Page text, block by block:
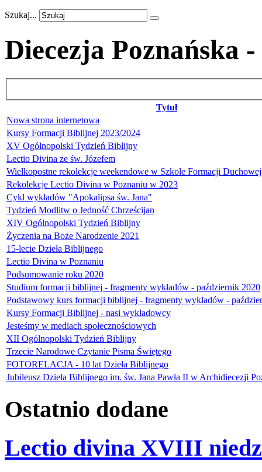
Szukaj...
Diecezja Poznańska
Tytuł
Nowa strona internetowa
Kursy Formacji Biblijnej 2023/2024
XV Ogólnopolski Tydzień Biblijny
Lectio Divina ze św. Józefem
Wielkopostne rekolekcje weekendowe w Szkole Formacji Duchowej
Rekolekcje Lectio Divina w Poznaniu w 2023
Cykl wykładów "Apokalipsa św. Jana"
Tydzień Modlitw o Jedność Chrześcijan
XIV Ogólnopolski Tydzień Biblijny
Życzenia na Boże Narodzenie 2021
15-lecie Dzieła Biblijnego
Lectio Divina w Poznaniu
Podsumowanie roku 2020
Studium formacji biblijnej - fragmenty wykładów - październik 2020
Podstawowy kurs formacji biblijnej - fragmenty wykładów -
Kursy Formacji Biblijnej - nasi wykładowcy
Jesteśmy w mediach społecznościowych
XII Ogólnopolski Tydzień Biblijny
Trzecie Narodowe Czytanie Pisma Świętego
FOTORELACJA - 10 lat Dzieła Biblijnego
Jubileusz Dzieła Biblijnego im. św. Jana Pawła II w Archidiecezji
Ostatnio dodane
Lectio divina XVIII